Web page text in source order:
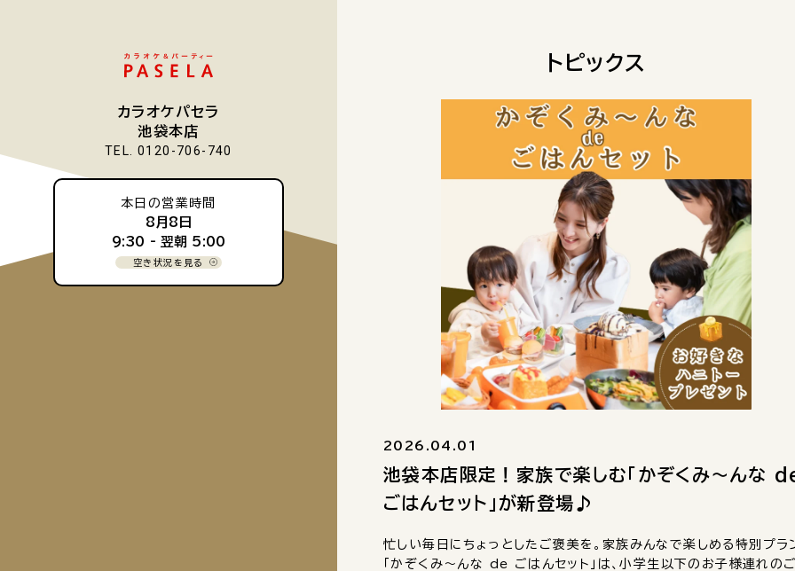
カラオケパセラ
池袋本店
TEL. 0120-706-740
本日の営業時間
8月8日
9:30 - 翌朝 5:00
空き状況を見る
トピックス
2026.04.01
池袋本店限定！家族で楽しむ「かぞくみ～んな
ごはんセット」が新登場♪
忙しい毎日にちょっとしたご褒美を。家族みんなで楽しめる特別プラ
「かぞくみ～んな de ごはんセット」は、小学生以下のお子様連れの